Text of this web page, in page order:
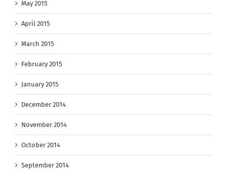
May 2015
April 2015
March 2015
February 2015
January 2015
December 2014
November 2014
October 2014
September 2014